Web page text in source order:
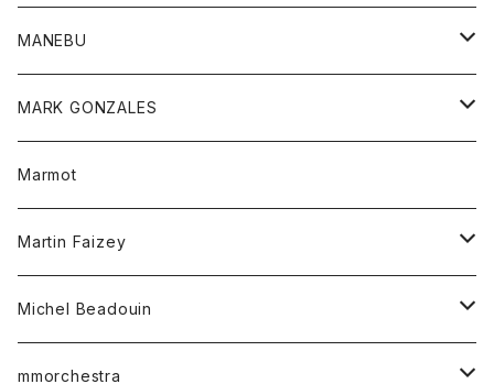
ベスト
ポロシャツ
ロングスリーブTシャツ
セーター
チュニック
ワンピース
Tシャツ
靴
MANEBU
靴
MARK GONZALES
トップス
Tシャツ
Marmot
Martin Faizey
ベルト
Michel Beadouin
トップス
mmorchestra